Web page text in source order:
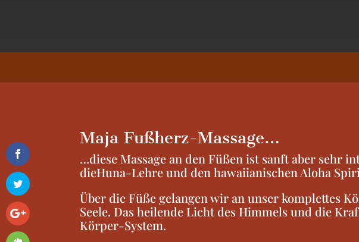
Maja Fußherz-Massage…
…diese Massage an den Füßen ist sanft aber sehr
dieHuna-Lehre und denhawaiianischen Aloha
Über die Füße gelangen wir an unser komplettes
Seele. Das heilende Licht des Himmels und die
Körper-System.